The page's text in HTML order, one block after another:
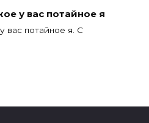
у вас потайное я
вас потайное я. С